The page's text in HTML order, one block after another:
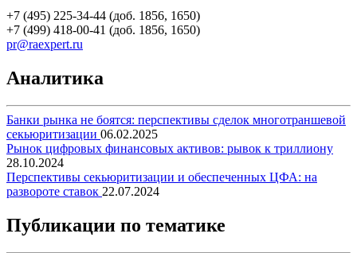
+7 (495) 225-34-44 (доб. 1856, 1650)
+7 (499) 418-00-41 (доб. 1856, 1650)
pr@raexpert.ru
Аналитика
Банки рынка не боятся: перспективы сделок многотраншевой
секьюритизации 06.02.2025
Рынок цифровых финансовых активов: рывок к триллиону
28.10.2024
Перспективы секьюритизации и обеспеченных ЦФА: на
развороте ставок 22.07.2024
Публикации по тематике